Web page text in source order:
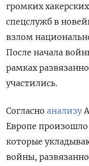
громких
спецслужб в
взлом
После начала
рамках
участились.
Согласно анализу
Европе произошло
которые
войны,